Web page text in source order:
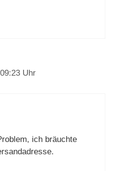
Uhr
ich bräuchte